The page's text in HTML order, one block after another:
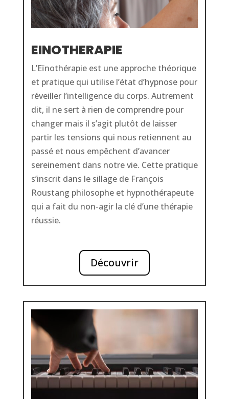
EINOTHERAPIE
L’Eïnothérapie est une approche théorique
et pratique qui utilise l’état d’hypnose pour
réveiller l’intelligence du corps. Autrement
dit, il ne sert à rien de comprendre pour
changer mais il s’agit plutôt de laisser
partir les tensions qui nous retiennent au
passé et nous empêchent d’avancer
sereinement dans notre vie. Cette pratique
s’inscrit dans le sillage de François
Roustang philosophe et hypnothérapeute
qui a fait du non-agir la clé d’une thérapie
réussie.
Découvrir